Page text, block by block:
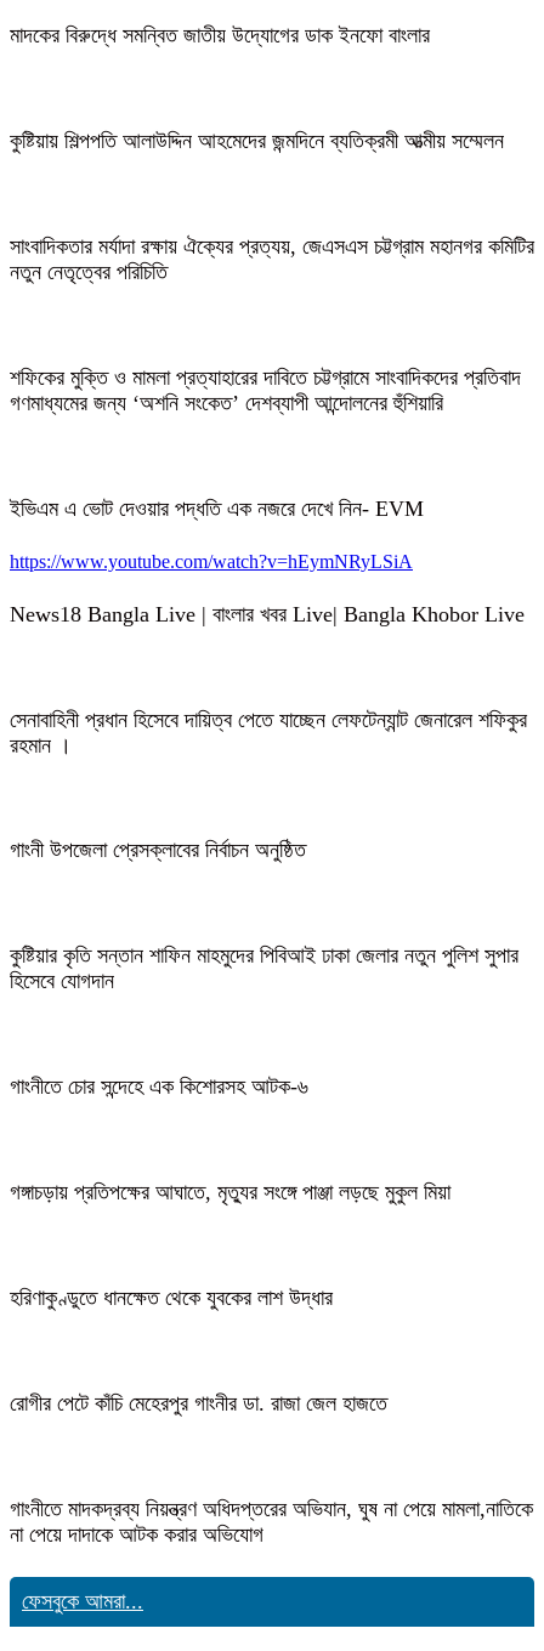
মাদকের বিরুদ্ধে সমন্বিত জাতীয় উদ্যোগের ডাক ইনফো বাংলার
কুষ্টিয়ায় শিল্পপতি আলাউদ্দিন আহমেদের জন্মদিনে ব্যতিক্রমী আত্মীয় সম্মেলন
সাংবাদিকতার মর্যাদা রক্ষায় ঐক্যের প্রত্যয়, জেএসএস চট্টগ্রাম মহানগর কমিটির
নতুন নেতৃত্বের পরিচিতি
শফিকের মুক্তি ও মামলা প্রত্যাহারের দাবিতে চট্টগ্রামে সাংবাদিকদের প্রতিবাদ
গণমাধ্যমের জন্য ‘অশনি সংকেত’ দেশব্যাপী আন্দোলনের হুঁশিয়ারি
ইভিএম এ ভোট দেওয়ার পদ্ধতি এক নজরে দেখে নিন- EVM
https://www.youtube.com/watch?v=hEymNRyLSiA
News18 Bangla Live | বাংলার খবর Live| Bangla Khobor Live
সেনাবাহিনী প্রধান হিসেবে দায়িত্ব পেতে যাচ্ছেন লেফটেন্যান্ট জেনারেল শফিকুর
রহমান ।
গাংনী উপজেলা প্রেসক্লাবের নির্বাচন অনুষ্ঠিত
কুষ্টিয়ার কৃতি সন্তান শাফিন মাহমুদের পিবিআই ঢাকা জেলার নতুন পুলিশ সুপার
হিসেবে যোগদান
গাংনীতে চোর সন্দেহে এক কিশোরসহ আটক-৬
গঙ্গাচড়ায় প্রতিপক্ষের আঘাতে, মৃত্যুর সংঙ্গে পাঞ্জা লড়ছে মুকুল মিয়া
হরিণাকুণ্ডুতে ধানক্ষেত থেকে যুবকের লাশ উদ্ধার
রোগীর পেটে কাঁচি মেহেরপুর গাংনীর ডা. রাজা জেল হাজতে
গাংনীতে মাদকদ্রব্য নিয়ন্ত্রণ অধিদপ্তরের অভিযান, ঘুষ না পেয়ে মামলা,নাতিকে
না পেয়ে দাদাকে আটক করার অভিযোগ
ফেসবুকে আমরা...